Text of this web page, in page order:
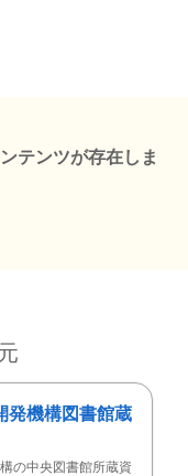
テンツが存在しま
発機構図書館蔵
の中央図書館所蔵資